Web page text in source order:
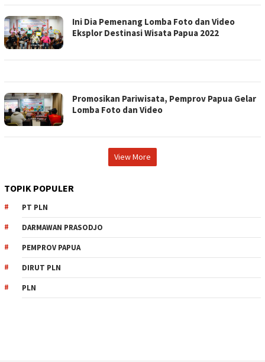
Ini Dia Pemenang Lomba Foto dan Video
Eksplor Destinasi Wisata Papua 2022
Promosikan Pariwisata, Pemprov Papua Gelar
Lomba Foto dan Video
View More
TOPIK POPULER
PT PLN
DARMAWAN PRASODJO
PEMPROV PAPUA
DIRUT PLN
PLN